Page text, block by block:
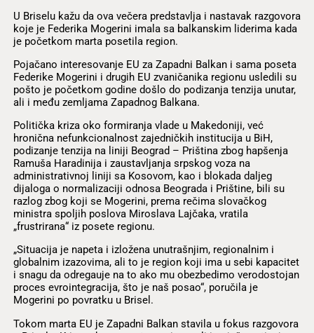
U Briselu kažu da ova večera predstavlja i nastavak razgovora
koje je Federika Mogerini imala sa balkanskim liderima kada
je početkom marta posetila region.
Pojačano interesovanje EU za Zapadni Balkan i sama poseta
Federike Mogerini i drugih EU zvaničanika regionu usledili su
pošto je početkom godine došlo do podizanja tenzija unutar,
ali i među zemljama Zapadnog Balkana.
Politička kriza oko formiranja vlade u Makedoniji, već
hronična nefunkcionalnost zajedničkih institucija u BiH,
podizanje tenzija na liniji Beograd – Priština zbog hapšenja
Ramuša Haradinija i zaustavljanja srpskog voza na
administrativnoj liniji sa Kosovom, kao i blokada daljeg
dijaloga o normalizaciji odnosa Beograda i Prištine, bili su
razlog zbog koji se Mogerini, prema rečima slovačkog
ministra spoljih poslova Miroslava Lajčaka, vratila
„frustrirana“ iz posete regionu.
„Situacija je napeta i izložena unutrašnjim, regionalnim i
globalnim izazovima, ali to je region koji ima u sebi kapacitet
i snagu da odregauje na to ako mu obezbedimo verodostojan
proces evrointegracija, što je naš posao“, poručila je
Mogerini po povratku u Brisel.
Tokom marta EU je Zapadni Balkan stavila u fokus razgovora